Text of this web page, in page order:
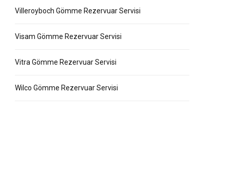
Villeroyboch Gömme Rezervuar Servisi
Visam Gömme Rezervuar Servisi
Vitra Gömme Rezervuar Servisi
Wilco Gömme Rezervuar Servisi